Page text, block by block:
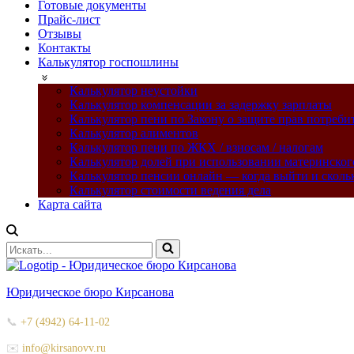
Готовые документы
Прайс-лист
Отзывы
Контакты
Калькулятор госпошлины
Калькулятор неустойки
Калькулятор компенсации за задержку зарплаты
Калькулятор пени по Закону о защите прав
Калькулятор алиментов
Калькулятор пени по ЖКХ / взносам / налогам
Калькулятор долей при использовании
Калькулятор пенсии онлайн — когда выйти и
Калькулятор стоимости ведения дела
Карта сайта
Искать...
Юридическое бюро Кирсанова
📞 +7 (4942) 64-11-02
✉️ info@kirsanovv.ru